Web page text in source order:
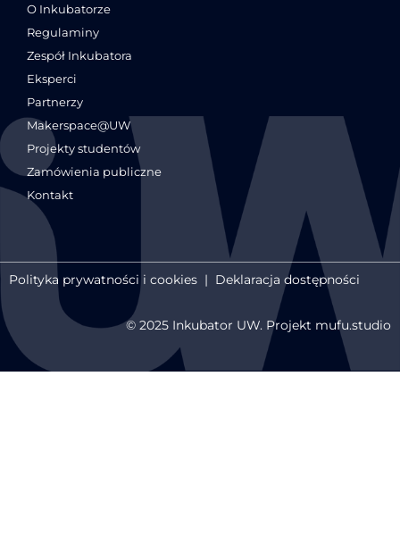
O Inkubatorze
Regulaminy
Zespół Inkubatora
Eksperci
Partnerzy
Makerspace@UW
Projekty studentów
Zamówienia publiczne
Kontakt
Polityka prywatności i cookies | Deklaracja dostępności
© 2025 Inkubator UW. Projekt mufu.studio